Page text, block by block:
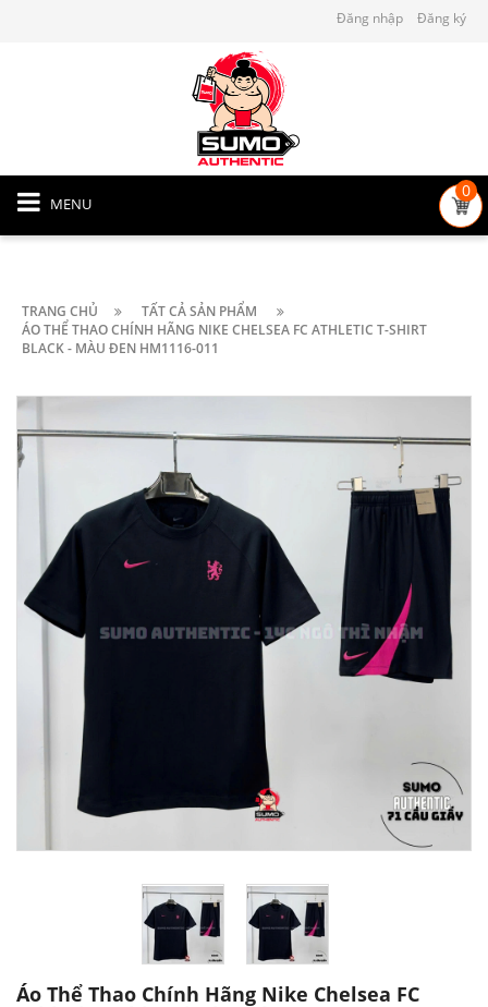
Đăng nhập Đăng ký
MENU
0
TRANG CHỦ
TẤT CẢ SẢN PHẨM
ÁO THỂ THAO CHÍNH HÃNG NIKE CHELSEA FC ATHLETIC T-SHIRT
BLACK - MÀU ĐEN HM1116-011
Áo Thể Thao Chính Hãng Nike Chelsea FC